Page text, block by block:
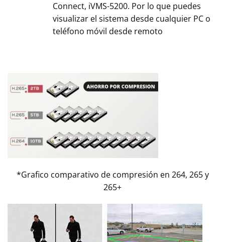
Connect, iVMS-5200. Por lo que puedes
visualizar el sistema desde cualquier PC o
teléfono móvil desde remoto
*Grafico comparativo de compresión en 264, 265 y
265+